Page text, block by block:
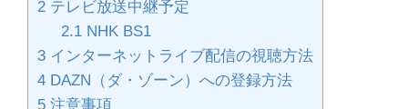
2 テレビ放送中継予定
2.1NHK BS1
3 インターネットライブ配信の視聴方法
4 DAZN（ダ・ゾーン）への登録方法
5 注意事項